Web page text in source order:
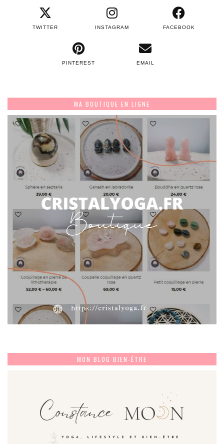
TWITTER INSTAGRAM FACEBOOK
PINTEREST EMAIL
MA BOUTIQUE EN LIGNE
MON BLOG BIEN-ÊTRE